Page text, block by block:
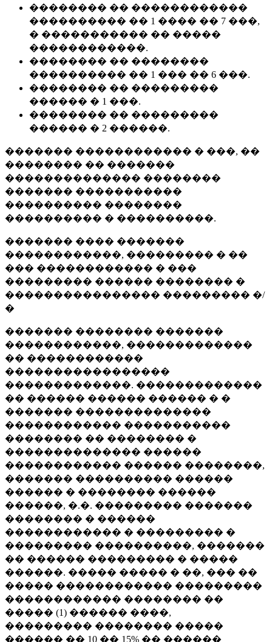
�������� �� ������������
���������� �� 1 ���� �� 7 ���,
� ����������� �� �����
������������.
�������� �� ��������
���������� �� 1 ��� �� 6 ���.
�������� �� ���������
������ � 1 ���.
�������� �� ���������
������ � 2 ������.
������� ������������ � ���, ��
�������� �� �������
�������������� ��������
������� �����������
���������� ��������
���������� � ����������.
������� ���� �������
������������, ��������� � ��
��� ������������ � ���
��������� ������ �������� �
���������������� ��������� �/
�
������� �������� �������
������������, �������������
�� ������������
�����������������
�������������. �������������
�� ������ ������ ������ � �
������� ��������������
������������ �����������
�������� �� �������� �
�������������� ������
������������ ������ ��������,
������� ���������� ������
������ � �������� ������
������, �.�. ��������� �������
�������� � ������
������������ � ��������� �
��������� ����������, �������
�� ������ ��������� � �����
������. ����� ����� � ��, ��� ��
����� ������������ ���������
������������ �������� ��
����� (1) ������ ����,
��������� �������� �����
������ �� 10 �� 15% �� ������